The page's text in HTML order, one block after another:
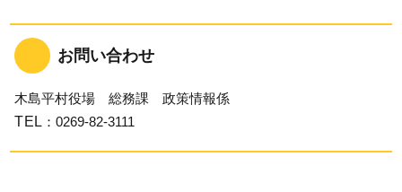
お問い合わせ
木島平村役場 総務課 政策情報係
TEL ：0269-82-3111